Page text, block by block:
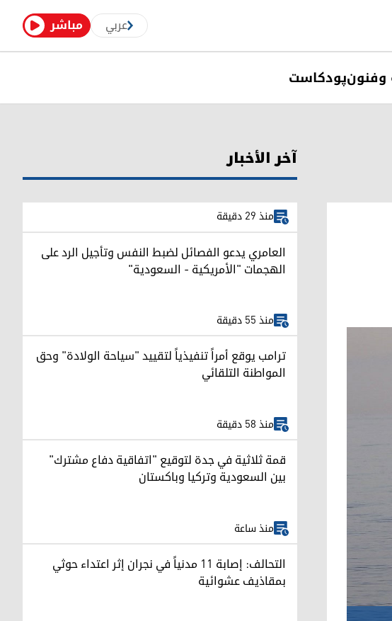
مباشر عربي
وفنونپودکاست
آخر الأخبار
منذ 29 دقيقة
العامري يدعو الفصائل لضبط النفس وتأجيل الرد على
الهجمات "الأمريكية - السعودية"
منذ 55 دقيقة
ترامب يوقع أمراً تنفيذياً لتقييد "سياحة الولادة" وحق
المواطنة التلقائي
منذ 58 دقيقة
قمة ثلاثية في جدة لتوقيع "اتفاقية دفاع مشترك"
بين السعودية وتركيا وباكستان
منذ ساعة
التحالف: إصابة 11 مدنياً في نجران إثر اعتداء حوثي
بمقاذيف عشوائية